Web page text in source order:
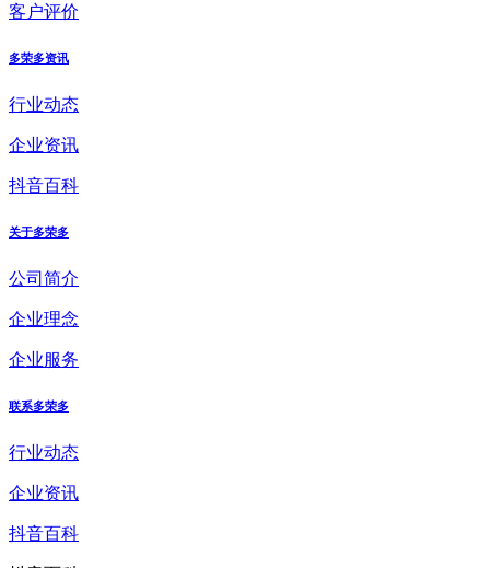
客户评价
多荣多资讯
行业动态
企业资讯
抖音百科
关于多荣多
公司简介
企业理念
企业服务
联系多荣多
行业动态
企业资讯
抖音百科